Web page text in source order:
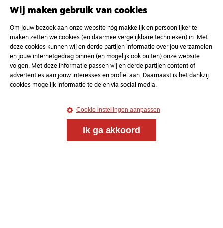
voor de Nederlandse Gereformeerde Kerken.
MagazineOnderweg
Kvk-nummer 33277063
NL46 INGB 0117 5827 86
info@onderwegonline.nl
Wij maken gebruik van cookies
Om jouw bezoek aan onze website nóg makkelijk en persoonlijker te
maken zetten we cookies (en daarmee vergelijkbare technieken) in. Met
deze cookies kunnen wij en derde partijen informatie over jou verzamelen
en jouw internetgedrag binnen (en mogelijk ook buiten) onze website
volgen. Met deze informatie passen wij en derde partijen content of
advertenties aan jouw interesses en profiel aan. Daarnaast is het dankzij
cookies mogelijk informatie te delen via social media.
Cookie instellingen aanpassen
Ik ga akkoord